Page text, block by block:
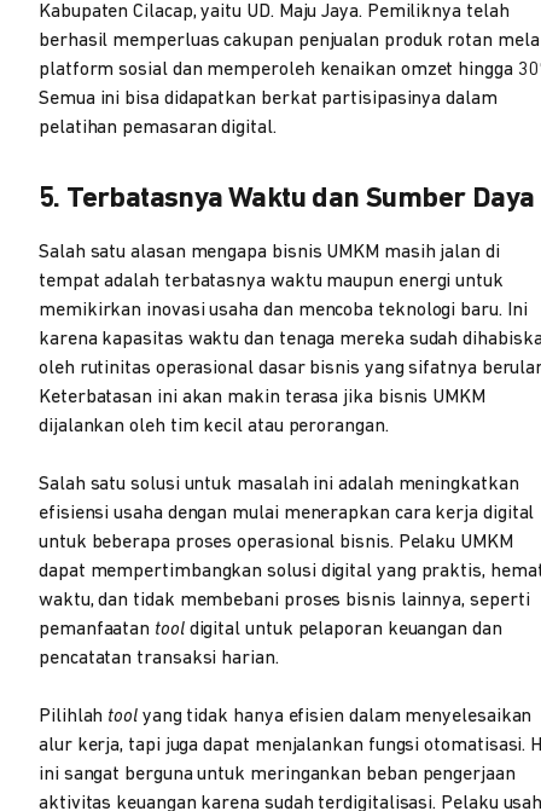
Kabupaten Cilacap, yaitu UD. Maju Jaya. Pemiliknya telah
berhasil memperluas cakupan penjualan produk rotan
platform sosial dan memperoleh kenaikan omzet hingga
Semua ini bisa didapatkan berkat partisipasinya dalam
pelatihan pemasaran digital.
5. Terbatasnya Waktu dan Sumber Daya
Salah satu alasan mengapa bisnis UMKM masih jalan di
tempat adalah terbatasnya waktu maupun energi untuk
memikirkan inovasi usaha dan mencoba teknologi baru. Ini
karena kapasitas waktu dan tenaga mereka sudah
oleh rutinitas operasional dasar bisnis yang sifatnya
Keterbatasan ini akan makin terasa jika bisnis UMKM
dijalankan oleh tim kecil atau perorangan.
Salah satu solusi untuk masalah ini adalah meningkatkan
efisiensi usaha dengan mulai menerapkan cara kerja digital
untuk beberapa proses operasional bisnis. Pelaku UMKM
dapat mempertimbangkan solusi digital yang praktis,
waktu, dan tidak membebani proses bisnis lainnya, seperti
pemanfaatan tool digital untuk pelaporan keuangan dan
pencatatan transaksi harian.
Pilihlah tool yang tidak hanya efisien dalam menyelesaikan
alur kerja, tapi juga dapat menjalankan fungsi otomatisasi.
ini sangat berguna untuk meringankan beban pengerjaan
aktivitas keuangan karena sudah terdigitalisasi. Pelaku